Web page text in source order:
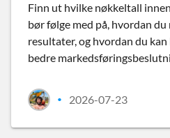
Finn ut hvilke nøkkeltall
bør følge med på, hvordan
resultater, og hvordan du
bedre
• 2026-07-23